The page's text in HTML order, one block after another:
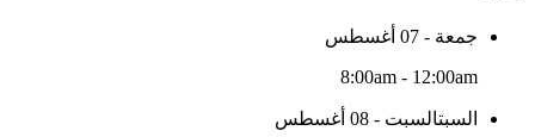
جمعة - 07 أغسطس
8:00am - 12:00am
السبتالسبت - 08 أغسطس